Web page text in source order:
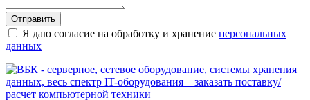
Отправить
Я даю согласие на обработку и хранение персональных
данных